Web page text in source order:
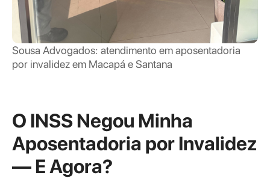
Sousa Advogados: atendimento em aposentadoria
por invalidez em Macapá e Santana
O INSS Negou Minha
Aposentadoria por Invalidez
— E Agora?